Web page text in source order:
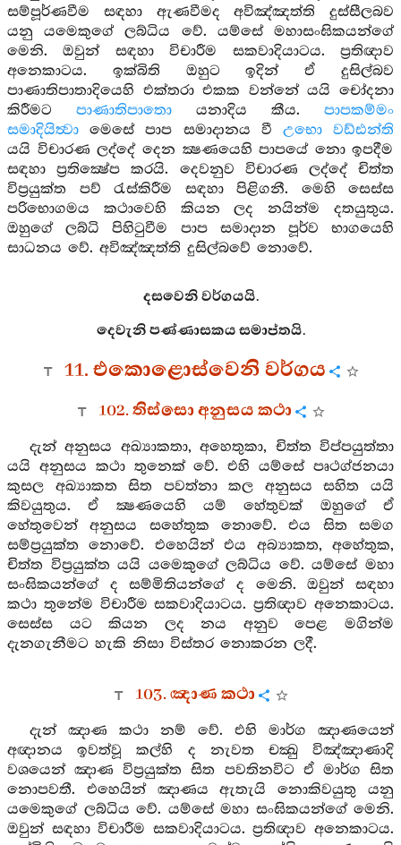
සම්පූර්ණවීම සඳහා ඇණවීමද අවිඤ්ඤත්ති දුස්සීලබව
යනු යමෙකුගේ ලබ්ධිය වේ. යම්සේ මහාසංඝිකයන්ගේ
මෙනි. ඔවුන් සඳහා විචාරීම සකවාදියාටය. ප්‍රතිඥාව
අනෙකාටය. ඉක්බිති ඔහුට ඉදින් ඒ දුසිල්බව
පාණාතිපාතාදියෙහි එක්තරා එකක වන්නේ යයි චෝදනා
කිරීමට පාණාතිපාතො යනාදිය කීය. පාපකම්මං
සමාදියිත්‍වා මෙසේ පාප සමාදානය වී උභො වඩ්ඪන්ති
යයි විචාරණ ලද්දේ දෙන ක්‍ෂණයෙහි පාපයේ නො ඉපදීම
සඳහා ප්‍රතික්‍ෂේප කරයි. දෙවනුව විචාරණ ලද්දේ චිත්ත
විප්‍රයුක්ත පව් රැස්කිරීම සඳහා පිළිගනී. මෙහි සෙස්ස
පරිභොගමය කථාවෙහි කියන ලද නයින්ම දතයුතුය.
ඔහුගේ ලබ්ධි පිහිටුවීම පාප සමාදාන පූර්ව භාගයෙහි
සාධනය වේ. අවිඤ්ඤත්ති දුසිල්බවේ නොවේ.
දසවෙනි වර්ගයයි.
දෙවැනි පණ්ණාසකය සමාප්තයි.
11. එකොළොස්වෙනි වර්ගය
102. තිස්සො අනුසය කථා
දැන් අනුසය අඛ්‍යාකතා, අහෙතුකා, චිත්ත විප්පයුත්තා
යයි අනුසය කථා තුනෙක් වේ. එහි යම්සේ පෘථග්ජනයා
කුසල අඛ්‍යාකත සිත පවත්නා කල අනුසය සහිත යයි
කිවයුතුය. ඒ ක්‍ෂණයෙහි යම් හේතුවක් ඔහුගේ ඒ
හේතුවෙන් අනුසය සහේතුක නොවේ. එය සිත සමග
සම්ප්‍රයුක්ත නොවේ. එහෙයින් එය අබ්‍යාකත, අහේතුක,
චිත්ත විප්‍රයුක්ත යයි යමෙකුගේ ලබ්ධිය වේ. යම්සේ මහා
සංඝිකයන්ගේ ද සම්මිතියන්ගේ ද මෙනි. ඔවුන් සඳහා
කථා තුනේම විචාරීම සකවාදියාටය. ප්‍රතිඥාව අනෙකාටය.
සෙස්ස යට කියන ලද නය අනුව පෙළ මගින්ම
දැනගැනීමට හැකි නිසා විස්තර නොකරන ලදී.
103. ඤාණ කථා
දැන් ඤාණ කථා නම් වේ. එහි මාර්ග ඤාණයෙන්
අඥානය ඉවත්වූ කල්හි ද නැවත චක්‍ඛු විඤ්ඤාණාදි
වශයෙන් ඤාණ විප්‍රයුක්ත සිත පවතිනවිට ඒ මාර්ග සිත
නොපවතී. එහෙයින් ඤාණය ඇතැයි නොකිවයුතු යනු
යමෙකුගේ ලබ්ධිය වේ. යම්සේ මහා සංඝිකයන්ගේ මෙනි.
ඔවුන් සඳහා විචාරීම සකවාදියාටය. ප්‍රතිඥාව අනෙකාටය.